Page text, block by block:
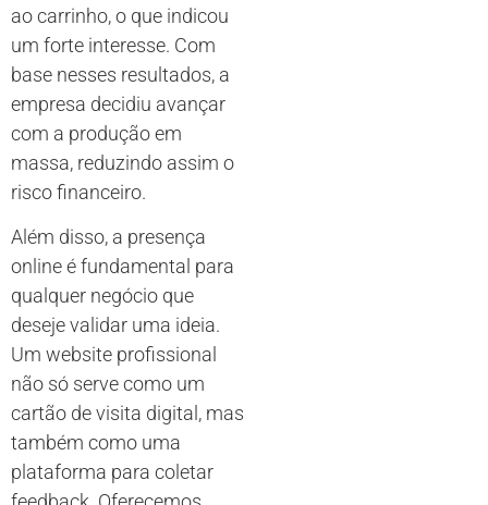
ao carrinho, o que indicou
um forte interesse. Com
base nesses resultados, a
empresa decidiu avançar
com a produção em
massa, reduzindo assim o
risco financeiro.
Além disso, a presença
online é fundamental para
qualquer negócio que
deseje validar uma ideia.
Um website profissional
não só serve como um
cartão de visita digital, mas
também como uma
plataforma para coletar